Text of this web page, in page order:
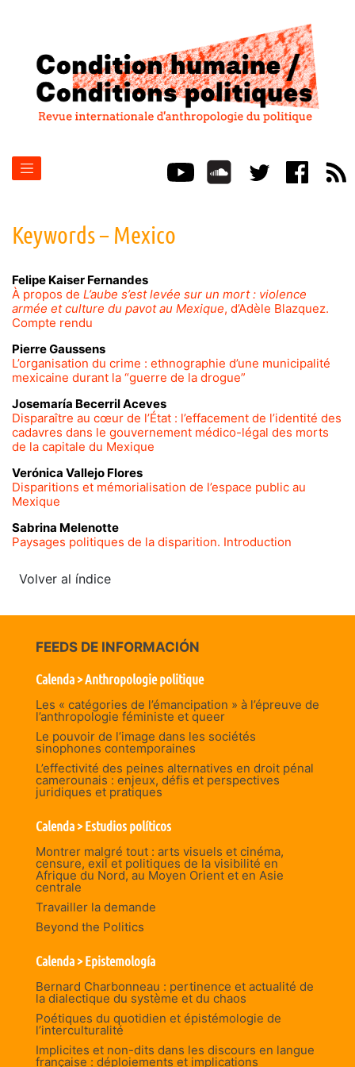
Keywords – Mexico
Felipe Kaiser Fernandes
À propos de L’aube s’est levée sur un mort : violence
armée et culture du pavot au Mexique, d’Adèle Blazquez.
Compte rendu
PierreGaussens
L’organisation du crime : ethnographie d’une municipalité
mexicaine durant la “guerre de la drogue”
Josemaría Becerril Aceves
Disparaître au cœur de l’État : l’effacement de l’identité des
cadavres dans le gouvernement médico-légal des morts
de la capitale du Mexique
Verónica Vallejo Flores
Disparitions et mémorialisation de l’espace public au
Mexique
Sabrina Melenotte
Paysages politiques de la disparition. Introduction
Volver al índice
FEEDS DE INFORMACIÓN
Calenda > Anthropologie politique
Les « catégories de l’émancipation » à l’épreuve de
l’anthropologie féministe et queer
Le pouvoir de l’image dans les sociétés
sinophones contemporaines
L’effectivité des peines alternatives en droit pénal
camerounais : enjeux, défis et perspectives
juridiques et pratiques
Calenda > Estudios políticos
Montrer malgré tout : arts visuels et cinéma,
censure, exil et politiques de la visibilité en
Afrique du Nord, au Moyen Orient et en Asie
centrale
Travailler la demande
Beyond the Politics
Calenda > Epistemología
Bernard Charbonneau : pertinence et actualité de
la dialectique du système et du chaos
Poétiques du quotidien et épistémologie de
l’interculturalité
Implicites et non-dits dans les discours en langue
française : déploiements et implications